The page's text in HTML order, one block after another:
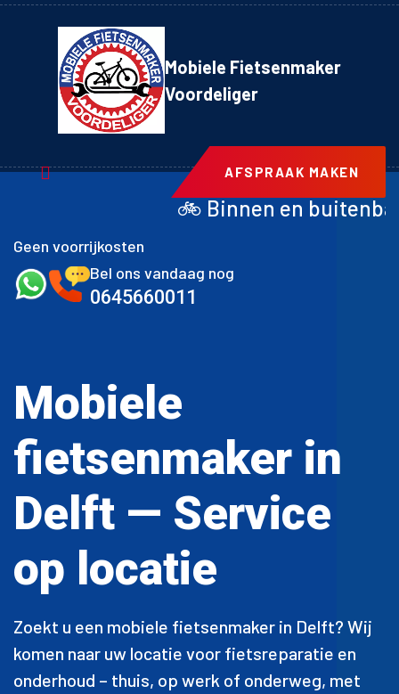
Mobiele Fietsenmaker
Voordeliger
AFSPRAAK MAKEN
🚲 Binnen en buitenband achter
Geen voorrijkosten
Bel ons vandaag nog
0645660011
Mobiele
fietsenmaker in
Delft — Service
op locatie
Zoekt u een mobiele fietsenmaker in Delft? Wij
komen naar uw locatie voor fietsreparatie en
onderhoud – thuis, op werk of onderweg, met